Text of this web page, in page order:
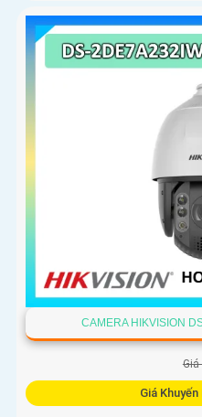
CAMERA HIKVISION
Giá
Giá Khuyến